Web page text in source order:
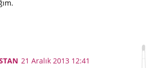
21 Aralık 2013 12:41